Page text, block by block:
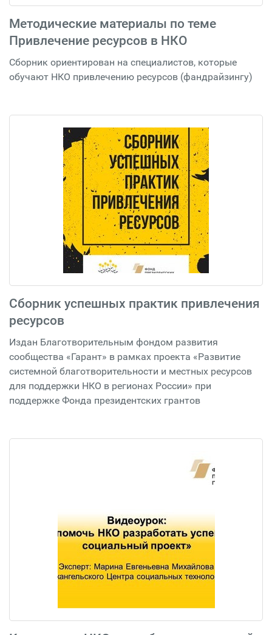
Методические материалы по теме
Привлечение ресурсов в НКО
Сборник ориентирован на специалистов, которые
обучают НКО привлечению ресурсов (фандрайзингу)
Сборник успешных практик привлечения
ресурсов
Издан Благотворительным фондом развития
сообщества «Гарант» в рамках проекта «Развитие
системной благотворительности и местных ресурсов
для поддержки НКО в регионах России» при
поддержке Фонда президентских грантов